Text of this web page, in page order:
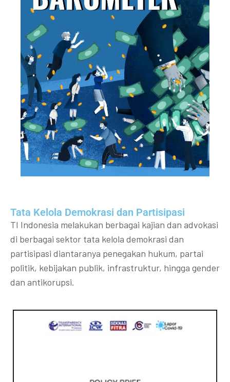
Tata Kelola Demokrasi dan Partisipasi​
TI Indonesia melakukan berbagai kajian dan advokasi
di berbagai sektor tata kelola demokrasi dan
partisipasi diantaranya penegakan hukum, partai
politik, kebijakan publik, infrastruktur, hingga gender
dan antikorupsi.